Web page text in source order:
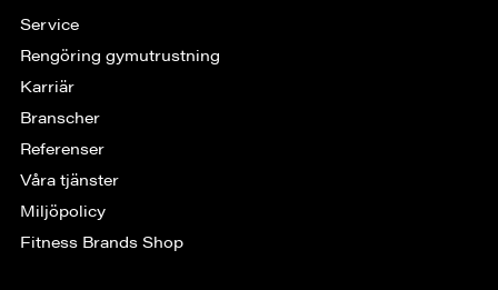
Service
Rengöring gymutrustning
Karriär
Branscher
Referenser
Våra tjänster
Miljöpolicy
Fitness Brands Shop